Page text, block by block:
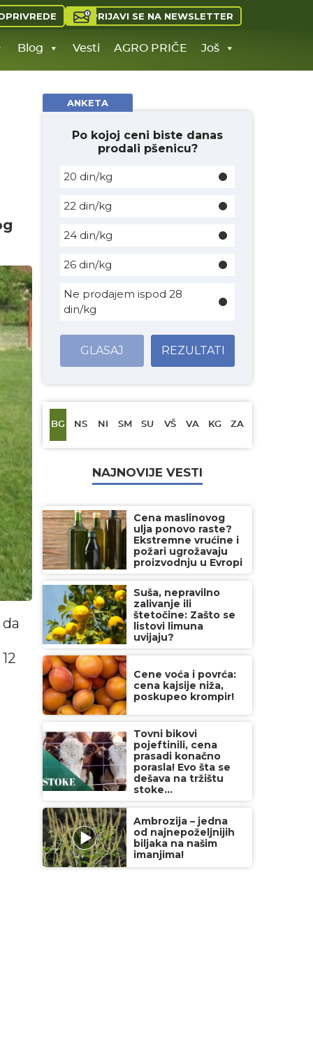
PRIJAVI SE NA NEWSLETTER
Blog Vesti AGRO PRIČE Još
ANKETA
Po kojoj ceni biste danas
prodali pšenicu?
20 din/kg
22 din/kg
24 din/kg
26 din/kg
Ne prodajem ispod 28
din/kg
GLASAJ REZULTATI
BG NS NI SM SU VŠ VA KG ZA
NAJNOVIJE VESTI
Cena maslinovog
ulja ponovo raste?
Ekstremne vrućine i
požari ugrožavaju
proizvodnju u Evropi
Suša, nepravilno
zalivanje ili
štetočine: Zašto se
listovi limuna
uvijaju?
Cene voća i povrća:
cena kajsije niža,
poskupeo krompir!
Tovni bikovi
pojeftinili, cena
prasadi konačno
porasla! Evo šta se
dešava na tržištu
stoke...
Ambrozija – jedna
od najnepoželjnijih
biljaka na našim
imanjima!